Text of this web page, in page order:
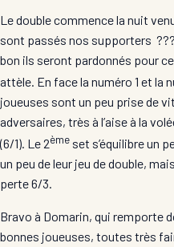
Le double commence la nuit
sont passés nos supporters
bon ils seront pardonnés pour
attèle. En face la numéro 1 et la
joueuses sont un peu prise de
adversaires, très à l’aise à la
(6/1). Le 2ème set s’équilibre un
un peu de leur jeu de double,
perte 6/3.
Bravo à Domarin, qui remporte
bonnes joueuses, toutes très